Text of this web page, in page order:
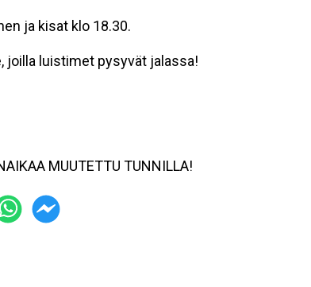
ja kisat klo 18.30.
joilla luistimet pysyvät jalassa!
MUUTETTU TUNNILLA!